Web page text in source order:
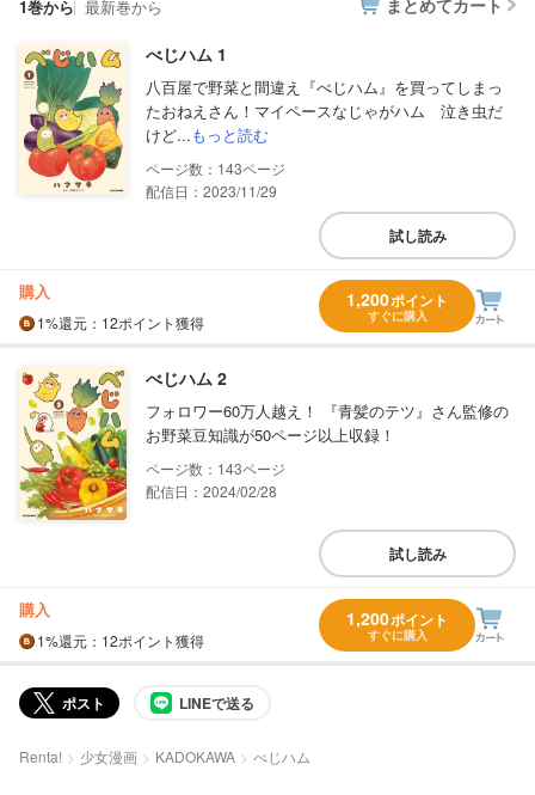
1巻から 最新巻から
べじハム 1
八百屋で野菜と間違え『べじハム』を買ってしまっ
たおねえさん！マイペースなじゃがハム 泣き虫だ
けど...もっと読む
143
配信日：2023/11/29
試し読み
購入
1%還元 ：12ポイント獲得
1,200ポイント
すぐに購入
べじハム 2
フォロワー60万人越え！ 『青髪のテツ』さん監修の
お野菜豆知識が50ページ以上収録！
143
配信日：2024/02/28
試し読み
購入
1%還元 ：12ポイント獲得
1,200ポイント
すぐに購入
ポスト LINEで送る
Renta! 少女漫画 KADOKAWA べじハム